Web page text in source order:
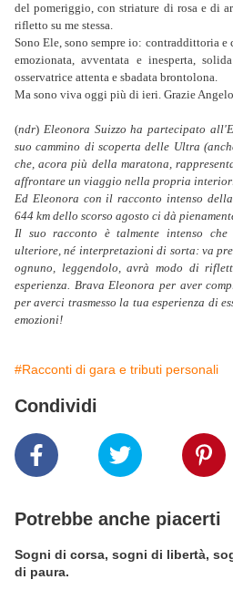
del pomeriggio, con striature di rosa e di
rifletto su me stessa.
Sono Ele, sono sempre io: contraddittoria e
emozionata, avventata e inesperta,
osservatrice attenta e sbadata brontolona.
Ma sono viva oggi più di ieri. Grazie
(ndr) Eleonora Suizzo ha partecipato
suo cammino di scoperta delle Ultra
che, acora più della maratona,
affrontare un viaggio nella propria
Ed Eleonora con il racconto intenso
644 km dello scorso agosto ci dà
Il suo racconto è talmente intenso che
ulteriore, né interpretazioni di sorta: va
ognuno, leggendolo, avrà modo di
esperienza. Brava Eleonora per aver
per averci trasmesso la tua esperienza di
emozioni!
#Racconti di gara e tributi personali
Condividi
Potrebbe anche piacerti
Sogni di corsa, sogni di libertà,
di paura.